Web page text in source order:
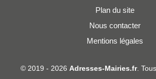
Plan du site
Nous contacter
Mentions légales
© 2019 - 2026Adresses-Mairies.fr.